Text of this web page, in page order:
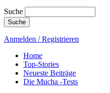
Suche
Anmelden / Registrieren
Home
Top-Stories
Neueste Beiträge
Die Mucha -Tests